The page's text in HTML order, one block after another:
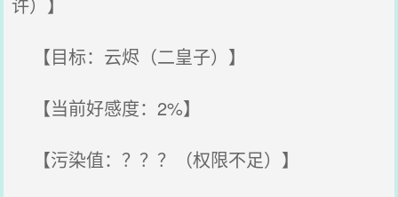
【目标：云烬（二皇子）】
【当前好感度：2%】
【污染值：？？？（权限不足）】